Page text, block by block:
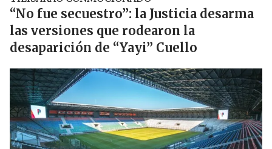
“No fue secuestro”: la Justicia desarma
las versiones que rodearon la
desaparición de “Yayi” Cuello